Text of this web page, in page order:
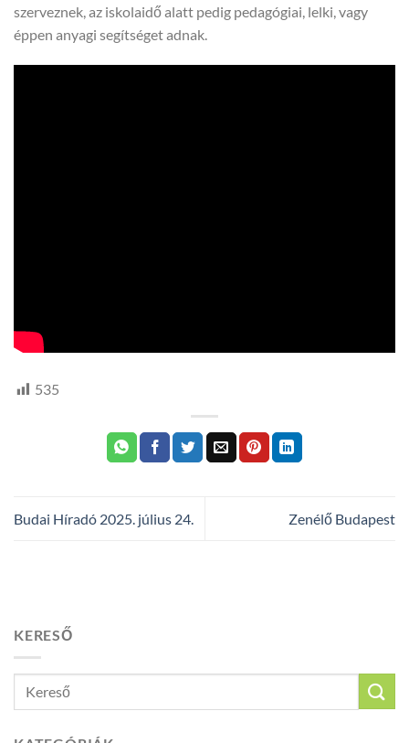
szerveznek, az iskolaidő alatt pedig pedagógiai, lelki, vagy
éppen anyagi segítséget adnak.
535
Budai Híradó 2025. július 24. Zenélő Budapest
KERESŐ